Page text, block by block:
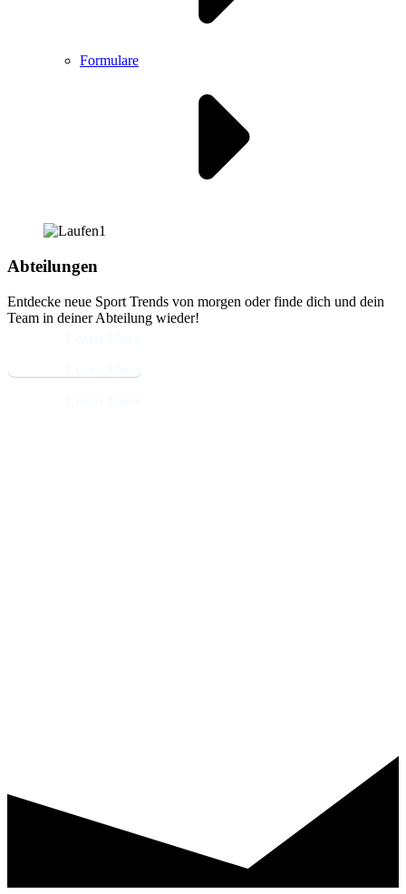
Formulare
Abteilungen
Entdecke neue Sport Trends von morgen oder finde dich und dein
Team in deiner Abteilung wieder!